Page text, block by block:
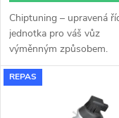
u
k
t
u
k
Chiptuning – upravená
jednotka pro váš vůz
výměnným způsobem.
REPAS